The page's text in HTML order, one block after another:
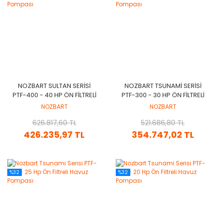
NOZBART SULTAN SERISI
PTF-400 - 40 HP ÖN FILTRELI
HAVUZ POMPASI
NOZBART
426.235,97 TL
626.817,60 TL
NOZBART TSUNAMI SERISI
PTF-300 - 30 HP ÖN FILTRELI
HAVUZ POMPASI
NOZBART
354.747,02 TL
521.686,80 TL
%32 %32